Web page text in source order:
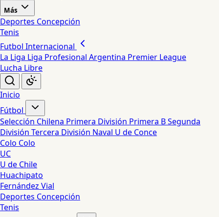
Más
Deportes Concepción
Tenis
Futbol Internacional
La Liga Liga Profesional Argentina Premier League
Lucha Libre
Inicio
Fútbol
Selección Chilena Primera División Primera BSegunda
División Tercera División Naval U de Conce
Colo Colo
UC
U de Chile
Huachipato
Fernández Vial
Deportes Concepción
Tenis